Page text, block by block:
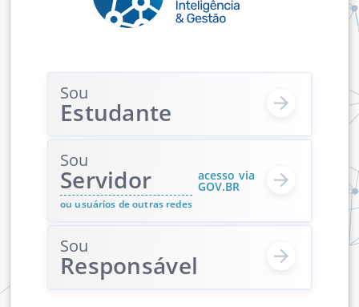
Sou
Estudante
Sou
Servidor acesso via
GOV.BR
ou usuários de outras redes
Sou
Responsável